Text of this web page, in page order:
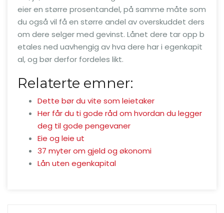
eier en større prosentandel, på samme måte som
du også vil få en større andel av overskuddet ders
om dere selger med gevinst. Lånet dere tar opp b
etales ned uavhengig av hva dere har i egenkapit
al, og bør derfor fordeles likt.
Relaterte emner:
Dette bør du vite som leietaker
Her får du ti gode råd om hvordan du legger
deg til gode pengevaner
Eie og leie ut
37 myter om gjeld og økonomi
Lån uten egenkapital